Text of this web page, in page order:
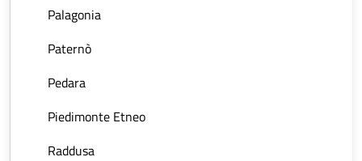
Palagonia
Paternò
Pedara
Piedimonte Etneo
Raddusa